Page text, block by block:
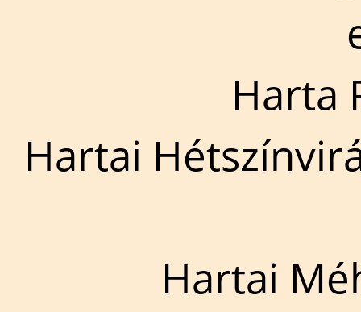
Harta
Hartai
Hartai